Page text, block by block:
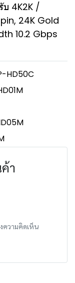
บ 4K2K /
24K Gold
10.2 Gbps
HD50C
า
ความคิดเห็น